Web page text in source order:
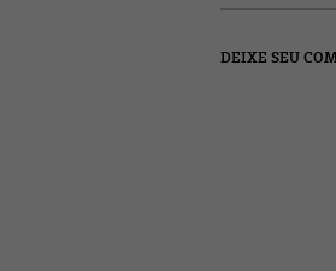
DEIXE SEU